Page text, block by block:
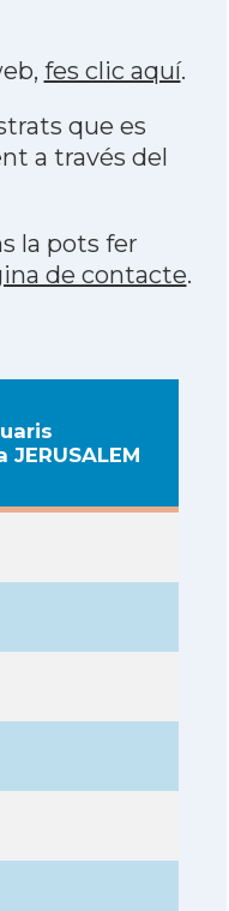
fes clic aquí.
que es
a través del
la pots fer
de contacte.